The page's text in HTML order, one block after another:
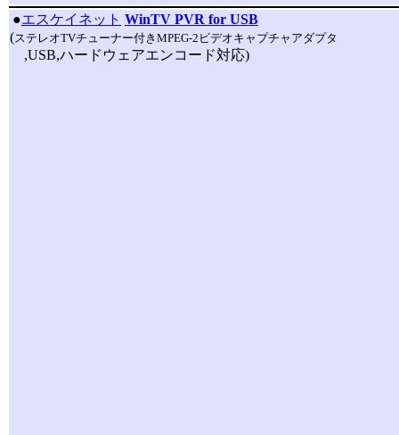
●エスケイネット WinTV PVR for USB
(ステレオTVチューナー付きMPEG-2ビデオキャプチャアダプタ
,USB,ハードウェアエンコード対応)